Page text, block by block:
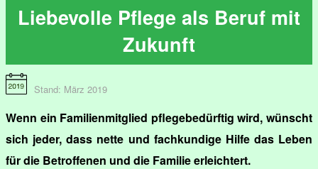
Liebevolle Pflege als Beruf mit
Zukunft
Stand: März 2019
Wenn ein Familienmitglied pflegebedürftig wird, wünscht
sich jeder, dass nette und fachkundige Hilfe das Leben
für die Betroffenen und die Familie erleichtert.